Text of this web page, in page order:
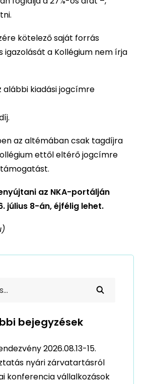
kötelező saját forrás
igazolását a Kollégium nem írja
alábbi kiadási jogcímre
az altémában csak tagdíjra
ettől eltérő jogcímre
az NKA-portálján
július 8-án, éjfélig lehet.
bejegyzések
2026.08.13-15.
nyári zárvatartásról
konferencia vállalkozások